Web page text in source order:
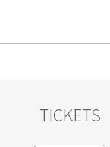
TICKETS